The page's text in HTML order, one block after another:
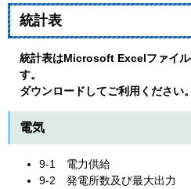
統計表
統計表はMicrosoft Excelファイル
す。
ダウンロードしてご利用ください。
電気
9-1 電力供給
9-2 発電所数及び最大出力